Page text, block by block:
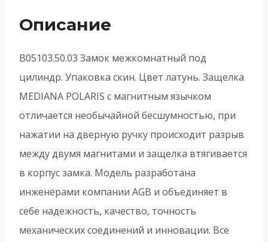
цил.
MEDIANA
POLARIS
с
отв.
пл.
(скин)
Описание
B05103.50.03 Замок межкомнатный под
цилиндр. Упаковка скин. Цвет латунь. Защелка
MEDIANA POLARIS с магнитным язычком
отличается необычайной бесшумностью, при
нажатии на дверную ручку происходит разрыв
между двумя магнитами и защелка втягивается
в корпус замка. Модель разработана
инженерами компании AGB и объединяет в
себе надежность, качество, точность
механических соединений и инновации. Все